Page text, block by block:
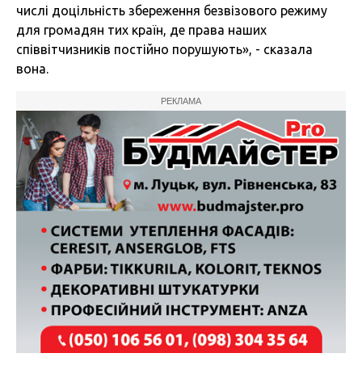
числі доцільність збереження безвізового режиму
для громадян тих країн, де права наших
співвітчизників постійно порушують», - сказала
вона.
РЕКЛАМА